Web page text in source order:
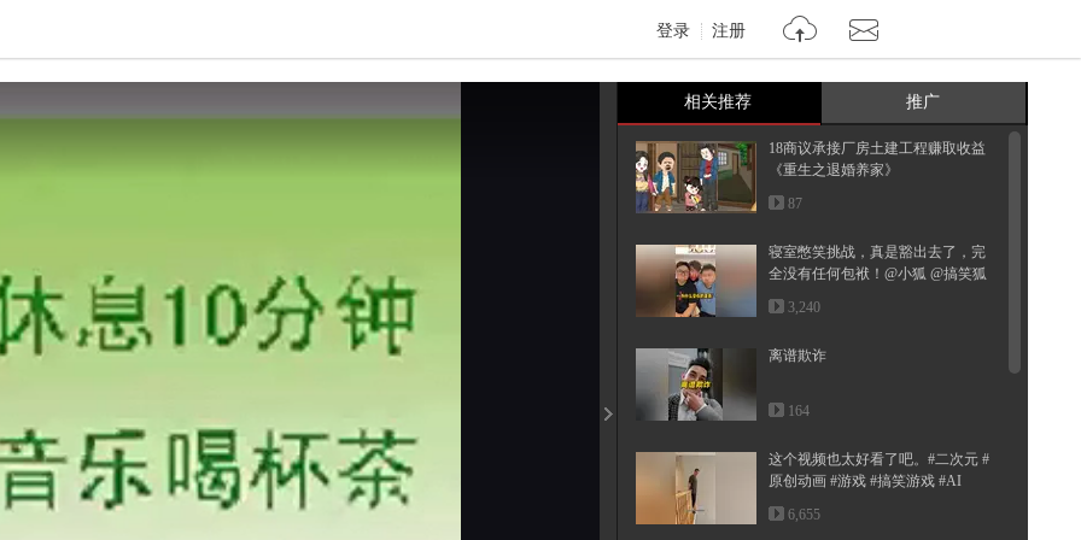
登录 注册
亮度
饱和度
相关推荐 推广
18商议承接厂房土建工程赚取收益
《重生之退婚养家》
87
寝室憋笑挑战，真是豁出去了，完
全没有任何包袱！@小狐 @搞笑狐
@...
3,240
离谱欺诈
164
这个视频也太好看了吧。#二次元 #
原创动画 #游戏 #搞笑游戏 #AI
6,655